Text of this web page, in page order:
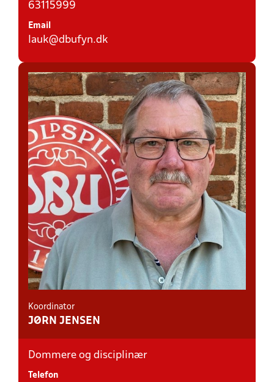
63115999
Email
lauk@dbufyn.dk
Koordinator
JØRN JENSEN
Dommere og disciplinær
Telefon